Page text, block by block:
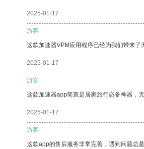
2025-01-17
游客
这款加速器VPM应用程序已经为我们带来了
2025-01-17
游客
这款加速器app简直是居家旅行必备神器，
2025-01-17
游客
这款app的售后服务非常完善，遇到问题总